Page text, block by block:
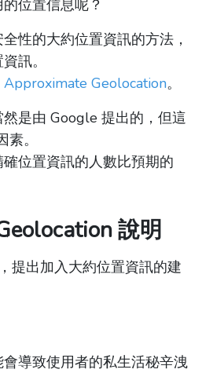
位置信息呢？
性的大約位置資訊的方法，
訊。
Approximate Geolocation。
是由 Google 提出的，但這
。
位置資訊的人數比預期的
說明
提出加入大約位置資訊的建
導致使用者的私生活秘辛洩